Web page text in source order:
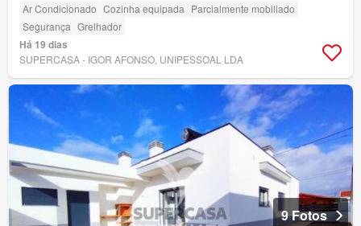
Ar Condicionado Cozinha equipada Parcialmente mobiliado
Segurança Grelhador
Há 19 dias
SUPERCASA - IGOR AFONSO, UNIPESSOAL LDA
9 Fotos